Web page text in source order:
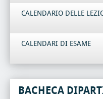
CALENDARIO DELLE
CALENDARI DI ESAME
BACHECA